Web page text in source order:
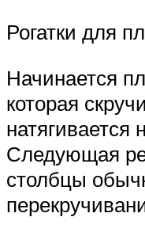
Рогатки для
Начинается
которая
натягивается
Следующая
столбцы